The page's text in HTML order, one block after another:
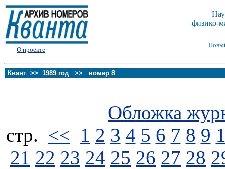
О проекте
физико-
Квант >> 1989 год >> номер 8
Обложка
стp. << 1 2 3 4 5 6 7 8 9
21 22 23 24 25 26 27 28